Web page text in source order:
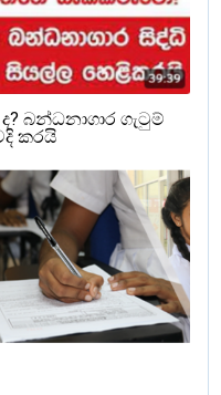
බන්ධනාගාර ගැටුම්
කරයි